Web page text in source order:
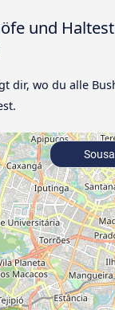
und
dir, wo du alle
Sousa